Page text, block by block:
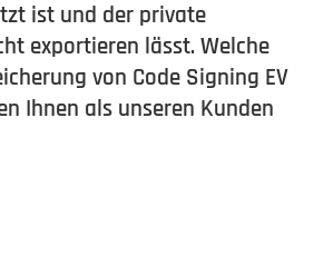
ist und der private
exportieren lässt. Welche
von Code Signing EV
Ihnen als unseren Kunden